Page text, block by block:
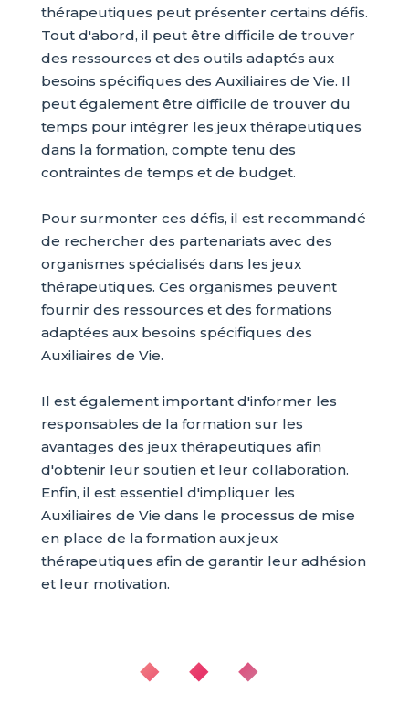
thérapeutiques peut présenter certains défis.
Tout d'abord, il peut être difficile de trouver
des ressources et des outils adaptés aux
besoins spécifiques des Auxiliaires de Vie. Il
peut également être difficile de trouver du
temps pour intégrer les jeux thérapeutiques
dans la formation, compte tenu des
contraintes de temps et de budget.
Pour surmonter ces défis, il est recommandé
de rechercher des partenariats avec des
organismes spécialisés dans les jeux
thérapeutiques. Ces organismes peuvent
fournir des ressources et des formations
adaptées aux besoins spécifiques des
Auxiliaires de Vie.
Il est également important d'informer les
responsables de la formation sur les
avantages des jeux thérapeutiques afin
d'obtenir leur soutien et leur collaboration.
Enfin, il est essentiel d'impliquer les
Auxiliaires de Vie dans le processus de mise
en place de la formation aux jeux
thérapeutiques afin de garantir leur adhésion
et leur motivation.
◆ ◆ ◆